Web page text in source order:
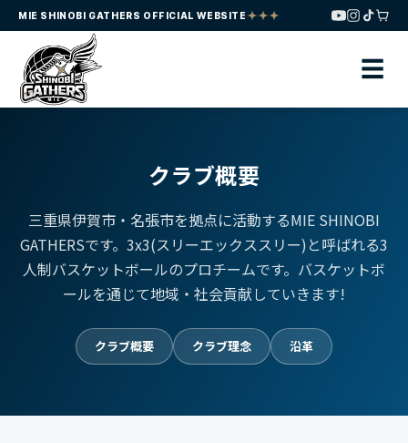
MIE SHINOBI GATHERS OFFICIAL WEBSITE
☰
クラブ概要
三重県伊賀市・名張市を拠点に活動するMIE SHINOBI
GATHERSです。3x3(スリーエックススリー)と呼ばれる3
人制バスケットボールのプロチームです。バスケットボ
ールを通じて地域・社会貢献していきます!
クラブ概要 クラブ理念 沿革